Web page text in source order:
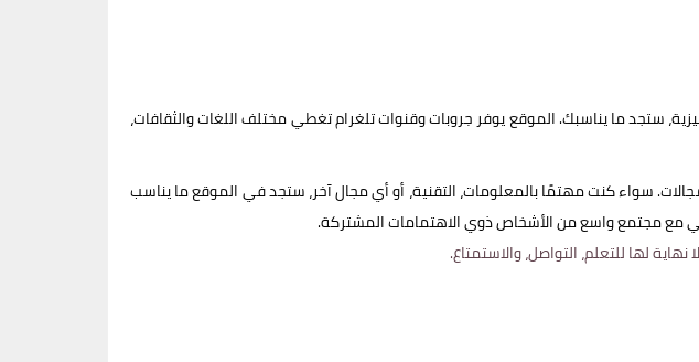
ستجد ما يناسبك. الموقع يوفر جروبات وقنوات تلغرام تغطي مختلف اللغات والثقافات،
سواء كنت مهتمًا بالمعلومات، التقنية، أو أي مجال آخر، ستجد في الموقع ما يناسب
مع مجتمع واسع من الأشخاص ذوي الاهتمامات المشتركة.